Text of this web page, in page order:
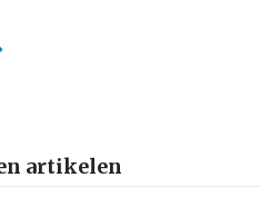
artikelen